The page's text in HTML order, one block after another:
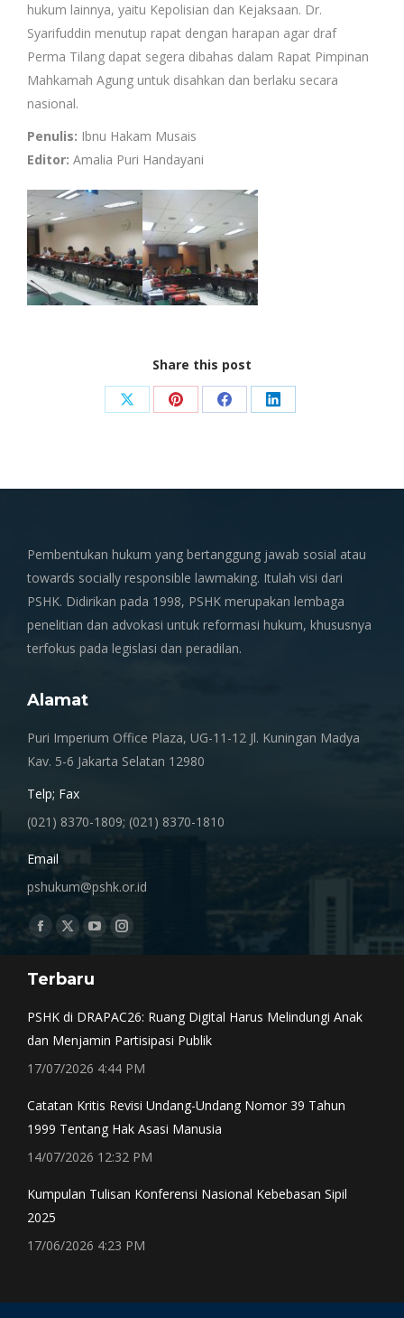
hukum lainnya, yaitu Kepolisian dan Kejaksaan. Dr.
Syarifuddin menutup rapat dengan harapan agar draf
Perma Tilang dapat segera dibahas dalam Rapat Pimpinan
Mahkamah Agung untuk disahkan dan berlaku secara
nasional.
Penulis: Ibnu Hakam Musais
Editor: Amalia Puri Handayani
Share this post
Share Share Share Share
Pembentukan hukum yang bertanggung jawab sosial atau
towards socially responsible lawmaking. Itulah visi dari
PSHK. Didirikan pada 1998, PSHK merupakan lembaga
penelitian dan advokasi untuk reformasi hukum, khususnya
terfokus pada legislasi dan peradilan.
Alamat
Puri Imperium Office Plaza, UG-11-12 Jl. Kuningan Madya
Kav. 5-6 Jakarta Selatan 12980
Telp; Fax
(021) 8370-1809; (021) 8370-1810
Email
pshukum@pshk.or.id
Find us on:
Facebook
opens
window
X
opens
window
YouTube
opens
Instagram
window
Terbaru
PSHK di DRAPAC26: Ruang Digital Harus Melindungi Anak
dan Menjamin Partisipasi Publik
17/07/2026 4:44 PM
Catatan Kritis Revisi Undang-Undang Nomor 39 Tahun
1999 Tentang Hak Asasi Manusia
14/07/2026 12:32 PM
Kumpulan Tulisan Konferensi Nasional Kebebasan Sipil
2025
17/06/2026 4:23 PM